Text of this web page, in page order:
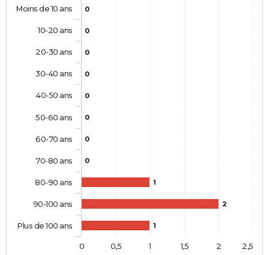
0
0
0
0
0
0
0
0
1
2
1
Moins de 10 ans
10-20 ans
20-30 ans
30-40 ans
40-50 ans
50-60 ans
60-70 ans
70-80 ans
80-90 ans
90-100 ans
Plus de 100 ans
0 0,5 1 1,5 2 2,5